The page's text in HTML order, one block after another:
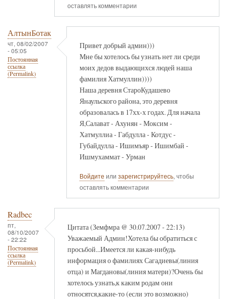
оставлять комментарии
АлтынБотак
чт, 08/02/2007
- 05:05
Постоянная
ссылка
(Permalink)
Привет добрый админ)))
Мне бы хотелось бы узнать нет ли среди
моих дедов выдающихся людей наша
фамилия Хатмуллин))))
Наша деревня СтароКудашево
Янаульского района, это деревня
образовалась в 17хх-х годах. Для начала
Я,Салават - Ахунян - Моксим -
Хатмуллиа - Габдулла - Котдус -
Губайдулла - Ишимъяр - Ишимбай -
Ишмухаммат - Урман
Войдите или зарегистрируйтесь, чтобы
оставлять комментарии
Radbec
пт,
08/10/2007
- 22:22
Постоянная
ссылка
(Permalink)
Цитата (Земфмра @ 30.07.2007 - 22:13)
Уважаемый Админ!Хотела бы обратиться с
просьбой...Имеется ли какая-нибудь
информация о фамилиях Сагадиевы(линия
отца) и Магдановы(линия матери)?Очень бы
хотелось узнать,к каким родам они
относятся,какие-то (если это возможно)